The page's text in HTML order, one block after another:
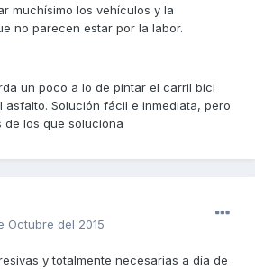
muchísimo los vehículos y la
no parecen estar por la labor.
un poco a lo de pintar el carril bici
asfalto. Solución fácil e inmediata, pero
los que soluciona
Octubre del 2015
y totalmente necesarias a día de